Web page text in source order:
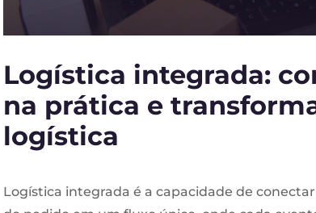
Logística integrada:
na prática e
logística
Logística integrada é a capacidade de